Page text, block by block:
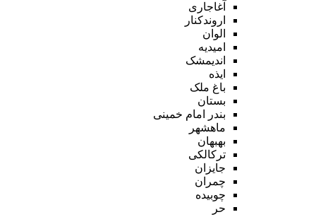
آغاجاری
اروندکنار
الوان
امیدیه
اندیمشک
ایذه
باغ ملک
بستان
بندر امام خمینی
ماهشهر
بهبهان
ترکالکی
جایزان
چمران
چوبیده
حر